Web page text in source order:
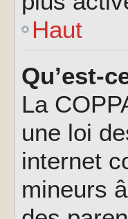
Haut
Qu’est-
La
une loi
internet
mineurs